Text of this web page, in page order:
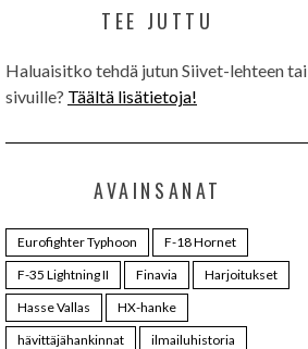
TEE JUTTU
Haluaisitko tehdä jutun Siivet-lehteen tai
sivuille? Täältä lisätietoja!
AVAINSANAT
Eurofighter Typhoon
F-18 Hornet
F-35 Lightning II
Finavia
Harjoitukset
Hasse Vallas
HX-hanke
hävittäjähankinnat
ilmailuhistoria